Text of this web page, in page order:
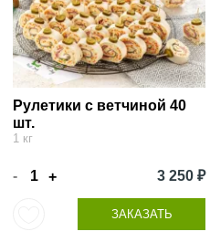
Рулетики с ветчиной 40
шт.
1 кг
- + 3 250 ₽
ЗАКАЗАТЬ